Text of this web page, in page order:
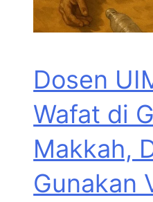
Dosen
Wafat di
Makkah,
Gunakan